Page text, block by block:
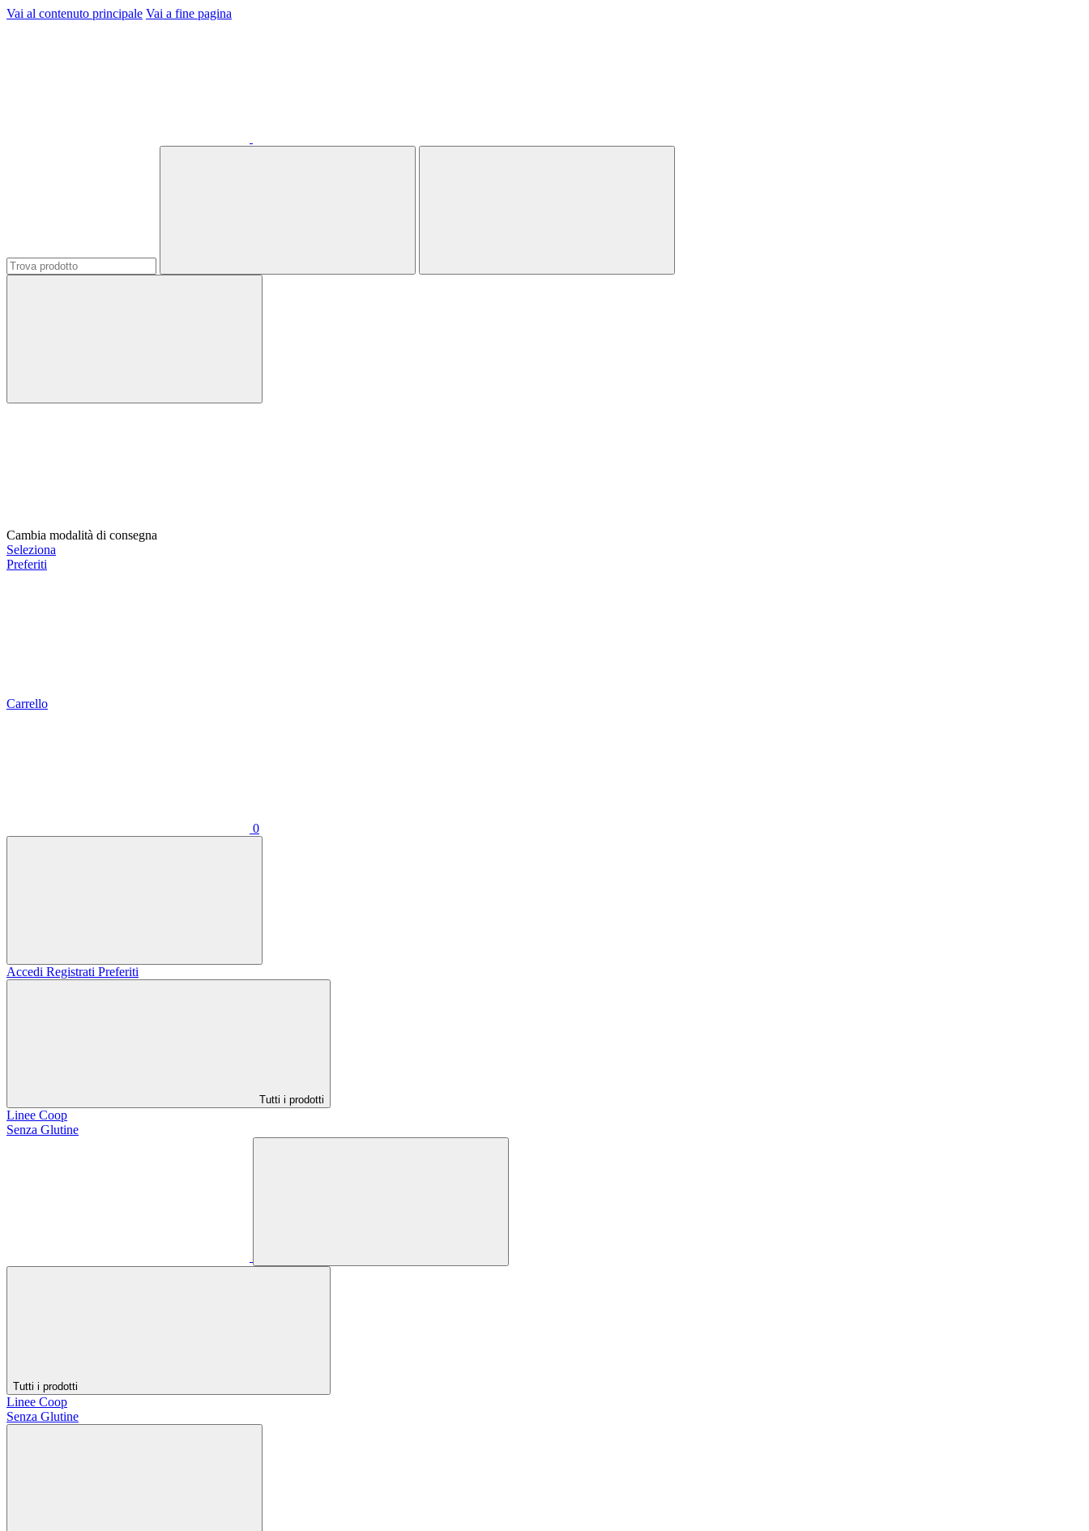
Vai al contenuto principale Vai a fine pagina
Cambia modalità di consegna
Seleziona
Preferiti
Carrello
0
Accedi Registrati Preferiti
Tutti i prodotti
Linee Coop
Senza Glutine
Tutti i prodotti
Linee Coop
Senza Glutine